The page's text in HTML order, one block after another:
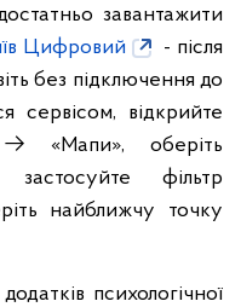
завантажити
Цифровий
- після
без підключення до
сервісом, відкрийте
→ «Мапи», оберіть
застосуйте фільтр
найближчу точку
психологічної